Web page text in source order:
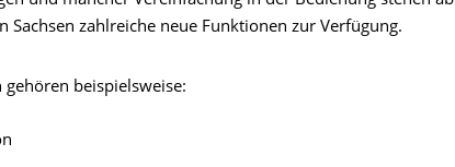
Sachsen zahlreiche neue Funktionen zur Verfügung.
beispielsweise: